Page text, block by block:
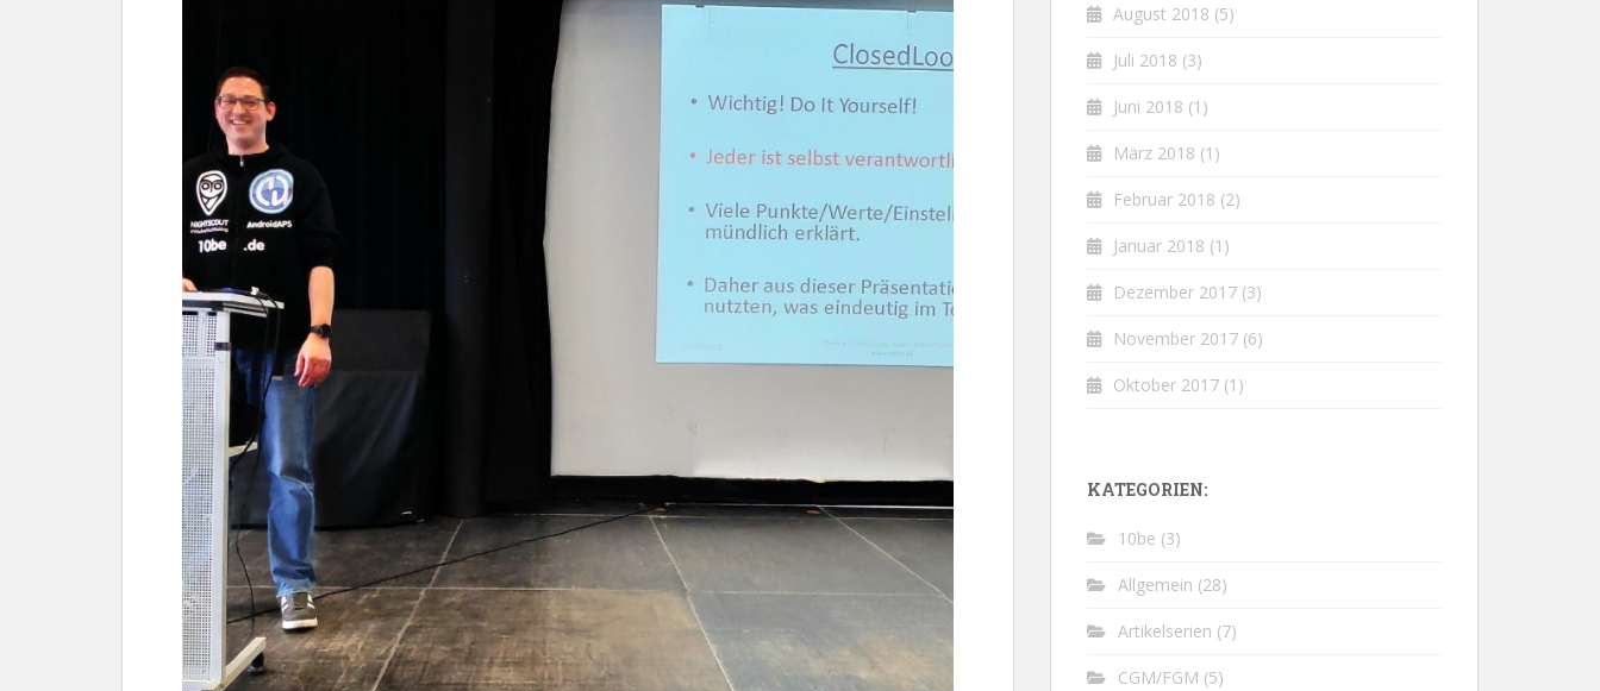
August 2018 (5)
Juli 2018 (3)
Juni 2018 (1)
März 2018 (1)
Februar 2018 (2)
Januar 2018 (1)
Dezember 2017 (3)
November 2017 (6)
Oktober 2017 (1)
KATEGORIEN:
10be (3)
Allgemein (28)
Artikelserien (7)
CGM/FGM (5)